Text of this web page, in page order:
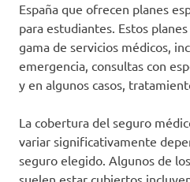
España que ofrecen planes
para estudiantes. Estos
gama de servicios médicos,
emergencia, consultas con
y en algunos casos,
La cobertura del seguro
variar significativamente
seguro elegido. Algunos de